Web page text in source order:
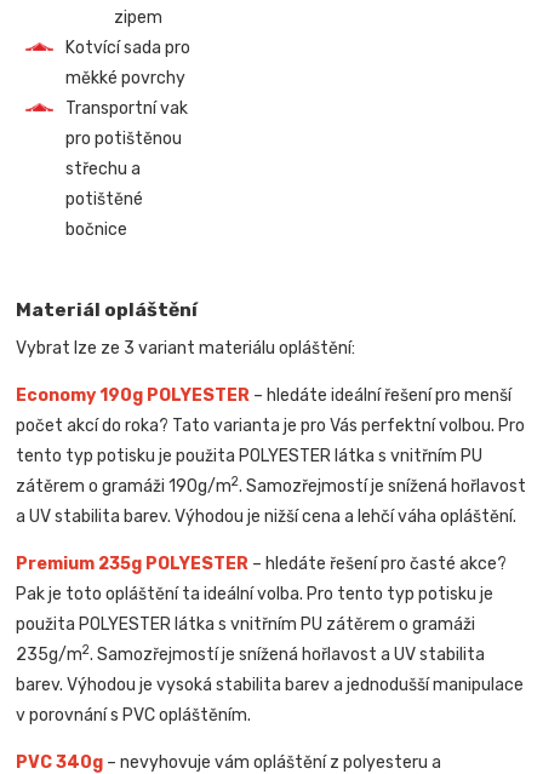
zipem
Kotvící sada pro
měkké povrchy
Transportní vak
pro potištěnou
střechu a
potištěné
bočnice
Materiál opláštění
Vybrat lze ze 3 variant materiálu opláštění:
Economy 190g POLYESTER – hledáte ideální řešení pro menší
počet akcí do roka? Tato varianta je pro Vás perfektní volbou. Pro
tento typ potisku je použita POLYESTER látka s vnitřním PU
zátěrem o gramáži 190g/m2. Samozřejmostí je snížená hořlavost
a UV stabilita barev. Výhodou je nižší cena a lehčí váha opláštění.
Premium 235g POLYESTER – hledáte řešení pro časté akce?
Pak je toto opláštění ta ideální volba. Pro tento typ potisku je
použita POLYESTER látka s vnitřním PU zátěrem o gramáži
235g/m2. Samozřejmostí je snížená hořlavost a UV stabilita
barev. Výhodou je vysoká stabilita barev a jednodušší manipulace
v porovnání s PVC opláštěním.
PVC 340g – nevyhovuje vám opláštění z polyesteru a